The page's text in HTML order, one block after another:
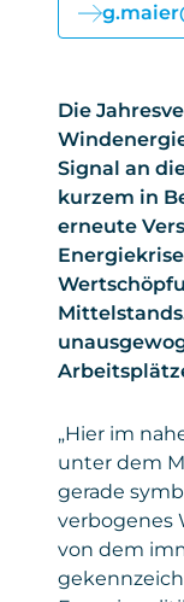
Die
Signal an
kurzem in
erneute
„Hier im
unter dem
gerade
verbogenes
von dem